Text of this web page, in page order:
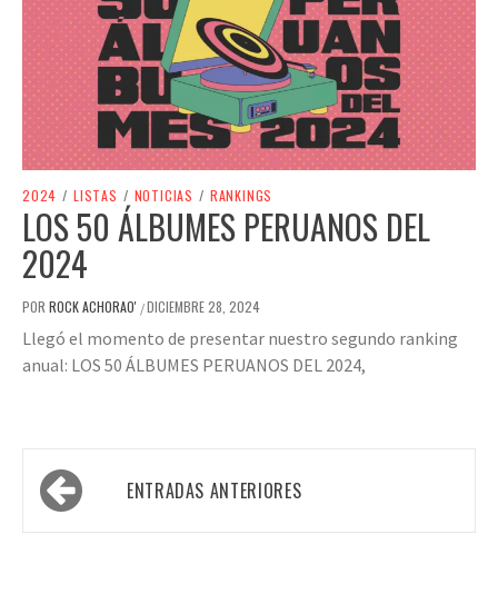
2024 / LISTAS / NOTICIAS / RANKINGS
LOS 50 ÁLBUMES PERUANOS DEL
2024
POR ROCK ACHORAO' /DICIEMBRE 28, 2024
Llegó el momento de presentar nuestro segundo ranking
anual: LOS 50 ÁLBUMES PERUANOS DEL 2024,
Navegación
de ENTRADAS ANTERIORES